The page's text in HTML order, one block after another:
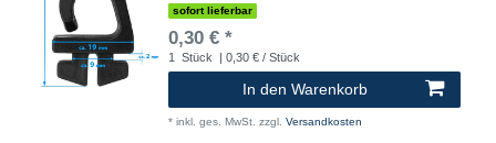
sofort lieferbar
0,30 € *
1 Stück | 0,30 € / Stück
In den Warenkorb
* inkl. ges. MwSt. zzgl. Versandkosten